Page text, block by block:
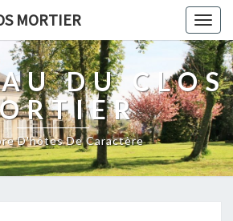
MORTIER
DU CLOS
D'hôtes De Caractère